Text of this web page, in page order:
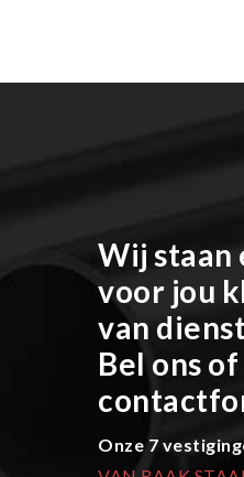
Wij staan
voor jou
van
Bel ons
Onze 7